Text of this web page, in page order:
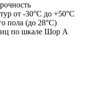
от -30°C до +50°C
пола (до 28°C)
по шкале Шор А